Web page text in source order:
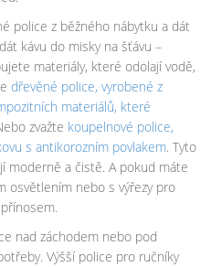
police z běžného nábytku a dát
kávu do misky na šťávu –
materiály, které odolají vodě,
dřevěné police, vyrobené z
materiálů, které
zvažte koupelnové police,
s antikorozním povlakem. Tyto
moderně a čistě. A pokud máte
osvětlením nebo s výřezy pro
nad záchodem nebo pod
Výšší police pro ručníky